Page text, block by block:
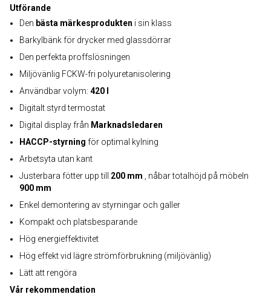
Utförande
Den bästa märkesprodukten i sin klass
Barkylbänk för drycker med glassdörrar
Den perfekta proffslösningen
Miljövänlig FCKW-fri polyuretanisolering
Användbar volym: 420 l
Digitalt styrd termostat
Digital display från Marknadsledaren
HACCP-styrning för optimal kylning
Arbetsyta utan kant
Justerbara fötter upp till 200 mm
, nåbar totalhöjd på möbeln
900 mm
Enkel demontering av styrningar och galler
Kompakt och platsbesparande
Hög energieffektivitet
Hög effekt vid lägre strömförbrukning (miljövänlig)
Lätt att rengöra
Vår rekommendation